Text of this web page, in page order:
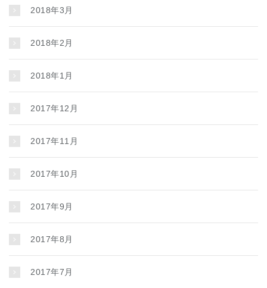
2018年3月
2018年2月
2018年1月
2017年12月
2017年11月
2017年10月
2017年9月
2017年8月
2017年7月